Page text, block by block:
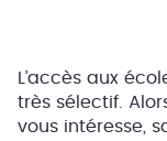
L’accès aux
très sélectif.
vous intéresse,